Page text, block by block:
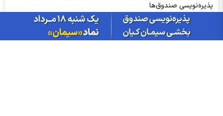
پذیره‌نویسی صندوق‌ها
مهم‌ترین اخبار کدال امروز شنبه ۱۷ مردادماه ۱۴۰۵ | خبرهای مهم برای
سهامداران شپنا، وپاسار و وبصادر